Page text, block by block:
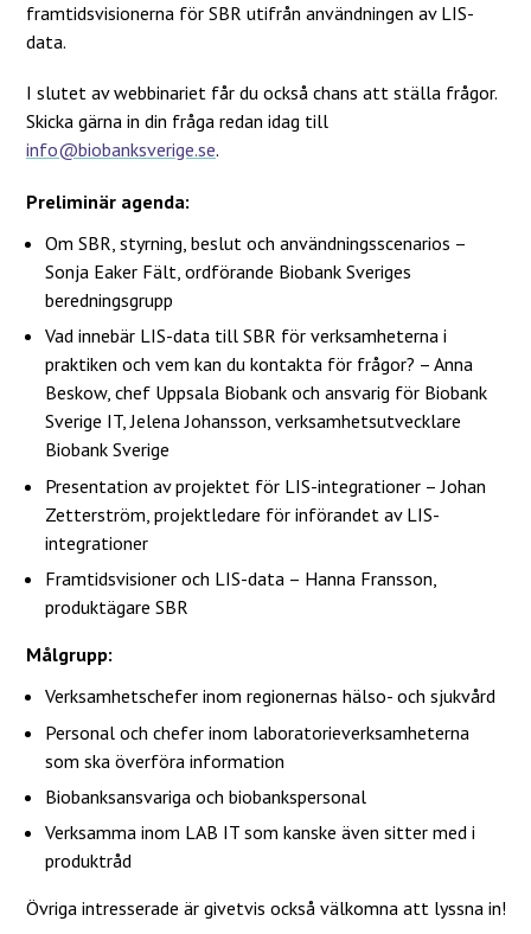
framtidsvisionerna för SBR utifrån användningen av LIS-
data.
I slutet av webbinariet får du också chans att ställa frågor.
Skicka gärna in din fråga redan idag till
info@biobanksverige.se.
Preliminär agenda:
Om SBR, styrning, beslut och användningsscenarios –
Sonja Eaker Fält, ordförande Biobank Sveriges
beredningsgrupp
Vad innebär LIS-data till SBR för verksamheterna i
praktiken och vem kan du kontakta för frågor? – Anna
Beskow, chef Uppsala Biobank och ansvarig för Biobank
Sverige IT, Jelena Johansson, verksamhetsutvecklare
Biobank Sverige
Presentation av projektet för LIS-integrationer – Johan
Zetterström, projektledare för införandet av LIS-
integrationer
Framtidsvisioner och LIS-data – Hanna Fransson,
produktägare SBR
Målgrupp:
Verksamhetschefer inom regionernas hälso- och sjukvård
Personal och chefer inom laboratorieverksamheterna
som ska överföra information
Biobanksansvariga och biobankspersonal
Verksamma inom LAB IT som kanske även sitter med i
produktråd
Övriga intresserade är givetvis också välkomna att lyssna in!